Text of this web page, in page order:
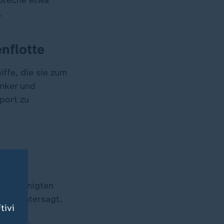
die sie zum
und
zu
Vereinigten
untersagt.